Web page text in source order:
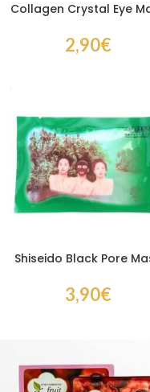
Collagen Crystal Eye
2,90€
Shiseido Black Pore
3,90€